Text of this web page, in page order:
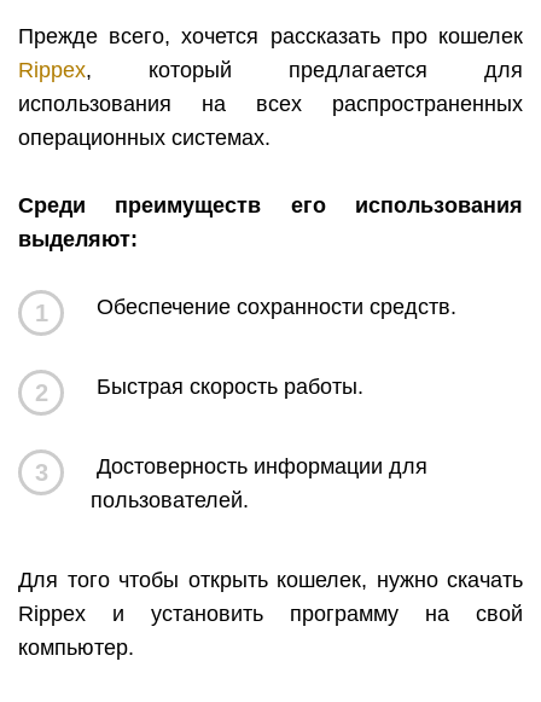
Прежде всего, хочется рассказать про кошелек
Rippex, который предлагается для
использования на всех распространенных
операционных системах.
Среди преимуществ его использования
выделяют:
1 Обеспечение сохранности средств.
2 Быстрая скорость работы.
3
Достоверность информации для
пользователей.
Для того чтобы открыть кошелек, нужно скачать
Rippex и установить программу на свой
компьютер.